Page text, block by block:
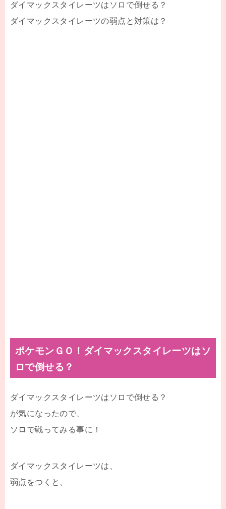
ダイマックスタイレーツはソロで倒せる？
ダイマックスタイレーツの弱点と対策は？
ポケモンＧＯ！ダイマックスタイレーツはソ
ロで倒せる？
ダイマックスタイレーツはソロで倒せる？
が気になったので、
ソロで戦ってみる事に！
ダイマックスタイレーツは、
弱点をつくと、